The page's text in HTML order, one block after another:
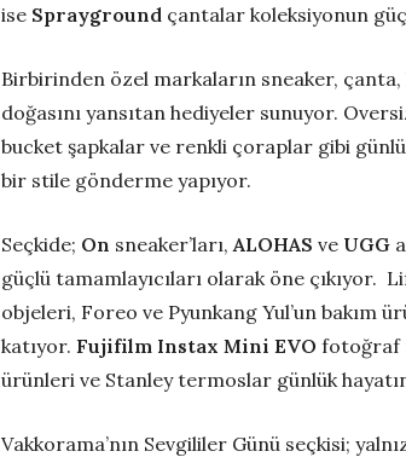
ise Sprayground çantalar koleksiyonun
Birbirinden özel markaların sneaker, çanta,
doğasını yansıtan hediyeler sunuyor.
bucket şapkalar ve renkli çoraplar gibi
bir stile gönderme yapıyor.
Seçkide; On sneaker’ları, ALOHAS ve UGG
güçlü tamamlayıcıları olarak öne çıkıyor.
objeleri, Foreo ve Pyunkang Yul’un bakım
katıyor. Fujifilm Instax Mini EVO fotoğraf
ürünleri ve Stanley termoslar günlük
Vakkorama’nın Sevgililer Günü seçkisi;